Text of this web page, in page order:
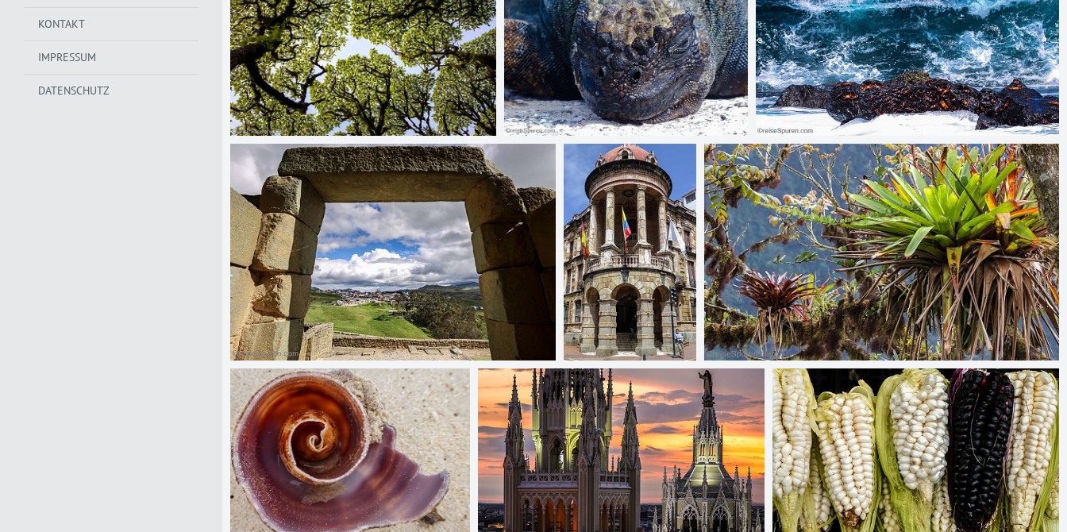
KONTAKT
IMPRESSUM
DATENSCHUTZ